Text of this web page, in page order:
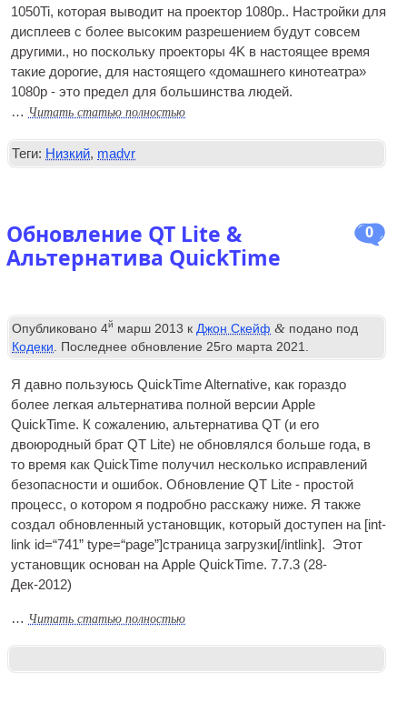
1050Ti, которая выводит на проектор 1080p.. Настройки для
дисплеев с более высоким разрешением будут совсем
другими., но поскольку проекторы 4K в настоящее время
такие дорогие, для настоящего «домашнего кинотеатра»
1080p - это предел для большинства людей.
… Читать статью полностью
Теги: Низкий, madvr
0
Обновление QT Lite &
Альтернатива QuickTime
Опубликовано4й марш 2013 кДжон Скейф & подано под
Кодеки. Последнее обновление25го марта 2021.
Я давно пользуюсь QuickTime Alternative, как гораздо
более легкая альтернатива полной версии Apple
QuickTime. К сожалению, альтернатива QT (и его
двоюродный брат QT Lite) не обновлялся больше года, в
то время как QuickTime получил несколько исправлений
безопасности и ошибок. Обновление QT Lite - простой
процесс, о котором я подробно расскажу ниже. Я также
создал обновленный установщик, который доступен на [int­
link id=“741” type=“page”]страница загрузки[/intlink]. Этот
установщик основан на Apple QuickTime. 7.7.3 (28-
Дек-2012)
… Читать статью полностью